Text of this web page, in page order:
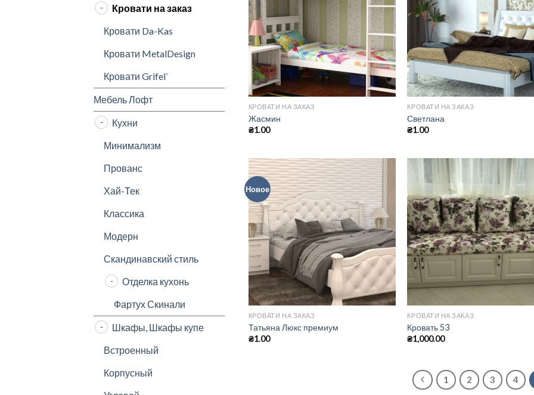
Кровати на заказ
Кровати Da-Kas
Кровати MetalDesign
Кровати Grifel`
Мебель Лофт
Кухни
Минимализм
Прованс
Хай-Тек
Классика
Модерн
Скандинавский стиль
Отделка кухонь
Фартух Скинали
Шкафы, Шкафы купе
Встроенный
Корпусный
КРОВАТИ НА ЗАКАЗ
Жасмин
₴1.00
КРОВАТИ НА ЗАКАЗ
Светлана
₴1.00
Новое
КРОВАТИ НА ЗАКАЗ
Татьяна Люкс премиум
₴1.00
КРОВАТИ НА ЗАКАЗ
Кровать 53
₴1,000.00
1 2 3 4